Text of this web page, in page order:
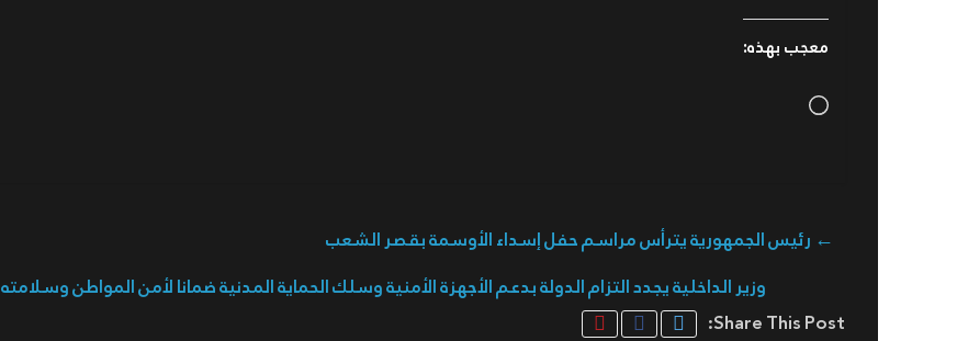
معجب بهذه:
Loading…
← رئيس الجمهورية يترأس مراسم حفل إسداء الأوسمة بقصر الشعب
وزير الداخلية يجدد التزام الدولة بدعم الأجهزة الأمنية وسلك الحماية المدنية ضمانا لأمن المواطن وسلامته
Share This Post: